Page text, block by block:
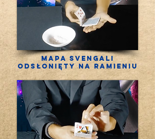
Mapa Svengali
odsłonięty na ramieniu